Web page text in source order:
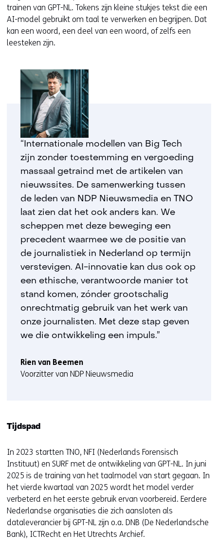
trainen van GPT-NL. Tokens zijn kleine stukjes tekst die een
AI-model gebruikt om taal te verwerken en begrijpen. Dat
kan een woord, een deel van een woord, of zelfs een
leesteken zijn.
“Internationale modellen van Big Tech
zijn zonder toestemming en vergoeding
massaal getraind met de artikelen van
nieuwssites. De samenwerking tussen
de leden van NDP Nieuwsmedia en TNO
laat zien dat het ook anders kan. We
scheppen met deze beweging een
precedent waarmee we de positie van
de journalistiek in Nederland op termijn
verstevigen. AI-innovatie kan dus ook op
een ethische, verantwoorde manier tot
stand komen, zónder grootschalig
onrechtmatig gebruik van het werk van
onze journalisten. Met deze stap geven
we die ontwikkeling een impuls.”
Rien van Beemen
Voorzitter van NDP Nieuwsmedia
Tijdspad
In 2023 startten TNO, NFI (Nederlands Forensisch
Instituut) en SURF met de ontwikkeling van GPT-NL. In juni
2025 is de training van het taalmodel van start gegaan. In
het vierde kwartaal van 2025 wordt het model verder
verbeterd en het eerste gebruik ervan voorbereid. Eerdere
Nederlandse organisaties die zich aansloten als
dataleverancier bij GPT-NL zijn o.a. DNB (De Nederlandsche
Bank), ICTRecht en Het Utrechts Archief.